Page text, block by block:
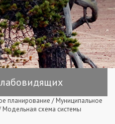
планирование / Муниципальное
Модельная схема системы